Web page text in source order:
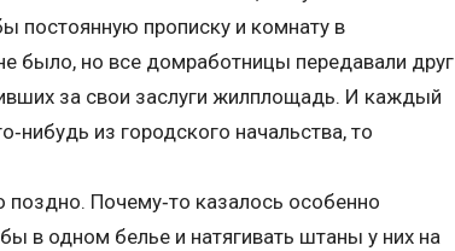
постоянную прописку и комнату в
было, но все домработницы передавали друг
за свои заслуги жилплощадь. И каждый
из городского начальства, то
Почему‑то казалось особенно
в одном белье и натягивать штаны у них на